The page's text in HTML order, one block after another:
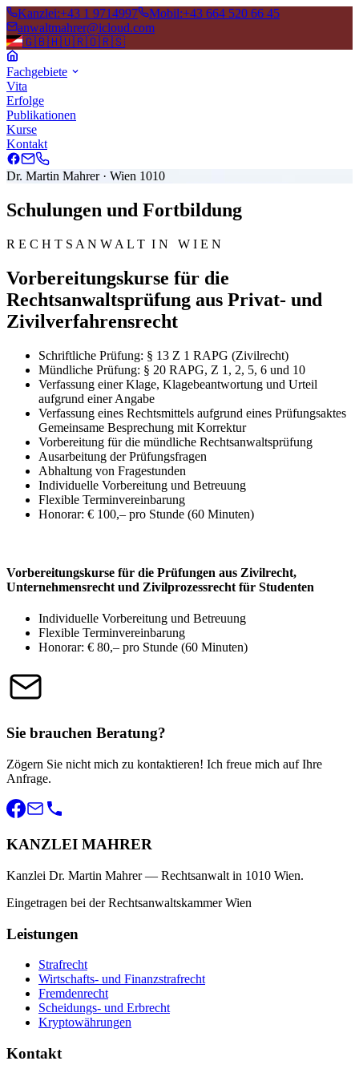
Kanzlei:+43 1 9714997 Mobil:+43 664 520 66 45
anwaltmahrer@icloud.com
🇬🇧🇭🇺🇷🇴🇷🇸
Fachgebiete
Vita
Erfolge
Publikationen
Kurse
Kontakt
Dr. Martin Mahrer · Wien 1010
Schulungen und Fortbildung
R E C H T S A N W A L T I N W I E N
Vorbereitungskurse für die
Rechtsanwaltsprüfung aus Privat- und
Zivilverfahrensrecht
Schriftliche Prüfung: § 13 Z 1 RAPG (Zivilrecht)
Mündliche Prüfung: § 20 RAPG, Z 1, 2, 5, 6 und 10
Verfassung einer Klage, Klagebeantwortung und Urteil
aufgrund einer Angabe
Verfassung eines Rechtsmittels aufgrund eines Prüfungsaktes
Gemeinsame Besprechung mit Korrektur
Vorbereitung für die mündliche Rechtsanwaltsprüfung
Ausarbeitung der Prüfungsfragen
Abhaltung von Fragestunden
Individuelle Vorbereitung und Betreuung
Flexible Terminvereinbarung
Honorar: € 100,– pro Stunde (60 Minuten)
Vorbereitungskurse für die Prüfungen aus Zivilrecht,
Unternehmensrecht und Zivilprozessrecht für Studenten
Individuelle Vorbereitung und Betreuung
Flexible Terminvereinbarung
Honorar: € 80,– pro Stunde (60 Minuten)
Sie brauchen Beratung?
Zögern Sie nicht mich zu kontaktieren! Ich freue mich auf Ihre
Anfrage.
KANZLEI MAHRER
Kanzlei Dr. Martin Mahrer — Rechtsanwalt in 1010 Wien.
Eingetragen bei der Rechtsanwaltskammer Wien
Leistungen
Strafrecht
Wirtschafts- und Finanzstrafrecht
Fremdenrecht
Scheidungs- und Erbrecht
Kryptowährungen
Kontakt